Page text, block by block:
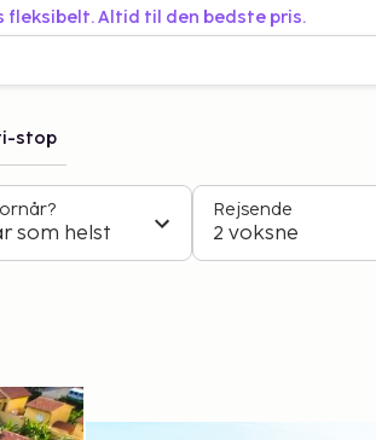
fleksibelt. Altid til den bedste pris.
stop
som helst
Rejsende
2 voksne